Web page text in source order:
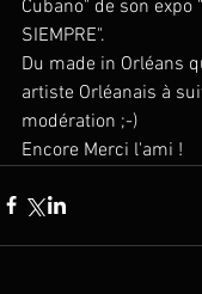
Cubano" de son expo
SIEMPRE".
Du made in Orléans
artiste Orléanais à
modération ;-)
Encore Merci l'ami !